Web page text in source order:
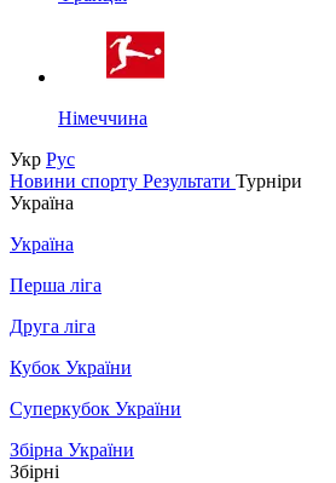
Німеччина
Укр Рус
Новини спорту Результати Турніри
Україна
Україна
Перша ліга
Друга ліга
Кубок України
Суперкубок України
Збірна України
Збірні